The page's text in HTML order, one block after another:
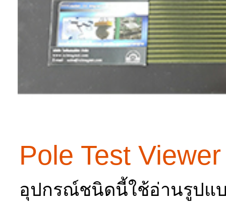
Pole Test Viewer
อุปกรณ์ชนิดนี้ใช้อ่านรูปแ